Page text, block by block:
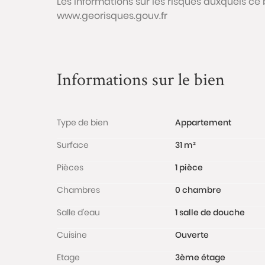
www.georisques.gouv.fr
Informations sur le bien
Type de bien
Appartement
Surface
31 m²
Pièces
1 pièce
Chambres
0 chambre
Salle d'eau
1 salle de douche
Cuisine
Ouverte
Etage
3ème étage